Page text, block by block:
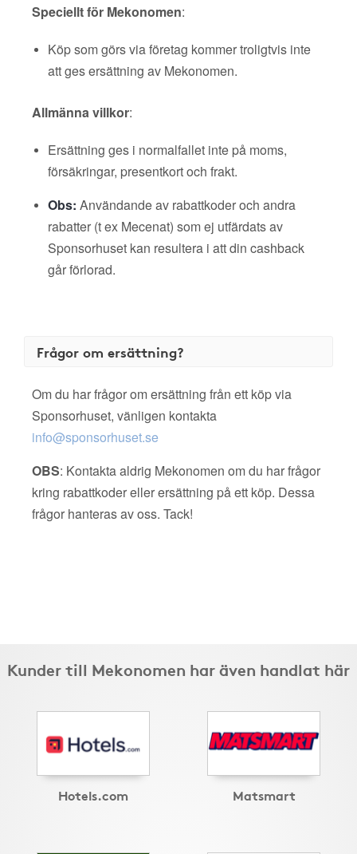
Speciellt för Mekonomen:
Köp som görs via företag kommer troligtvis inte
att ges ersättning av Mekonomen.
Allmänna villkor:
Ersättning ges i normalfallet inte på moms,
försäkringar, presentkort och frakt.
Obs: Användande av rabattkoder och andra
rabatter (t ex Mecenat) som ej utfärdats av
Sponsorhuset kan resultera i att din cashback
går förlorad.
Frågor om ersättning?
Om du har frågor om ersättning från ett köp via
Sponsorhuset, vänligen kontakta
info@sponsorhuset.se
OBS: Kontakta aldrig Mekonomen om du har frågor
kring rabattkoder eller ersättning på ett köp. Dessa
frågor hanteras av oss. Tack!
Kunder till Mekonomen har även handlat här
Hotels.com Matsmart